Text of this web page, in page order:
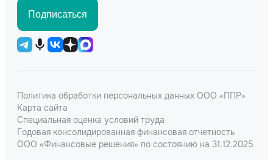
Подписаться
Политика обработки персональных данных ООО «ППР»
Карта сайта
Специальная оценка условий труда
Годовая консолидированная финансовая отчетность
ООО «Финансовые решения» по состоянию на 31.12.2025